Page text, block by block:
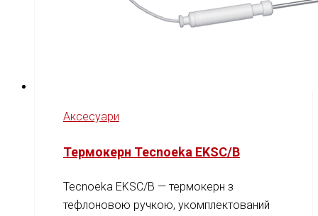
Аксесуари
Термокерн Tecnoeka EKSC/B
Tecnoeka EKSC/B — термокерн з
тефлоновою ручкою, укомплектований